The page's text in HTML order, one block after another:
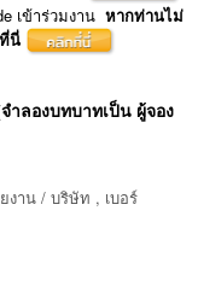
เข้าร่วมงาน หากท่านไม่
นี่
จำลองบทบาทเป็น ผู้จอง
าน / บริษัท , เบอร์